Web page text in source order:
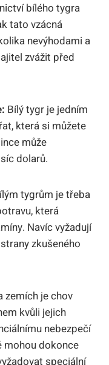
bílého⁣ tygra
tato vzácná
nevýhodami ⁣a
zvážit před
Bílý ⁢tygr je jedním
⁣která si ‍můžete
může
dolarů.
tygrům je třeba‍
která
Navíc vyžadují
zkušeného⁣
zemích je ​chov
kvůli jejich
nebezpečí
mohou dokonce
speciální